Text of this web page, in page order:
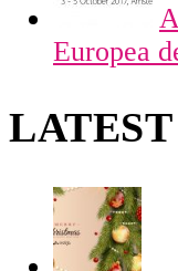
Europea